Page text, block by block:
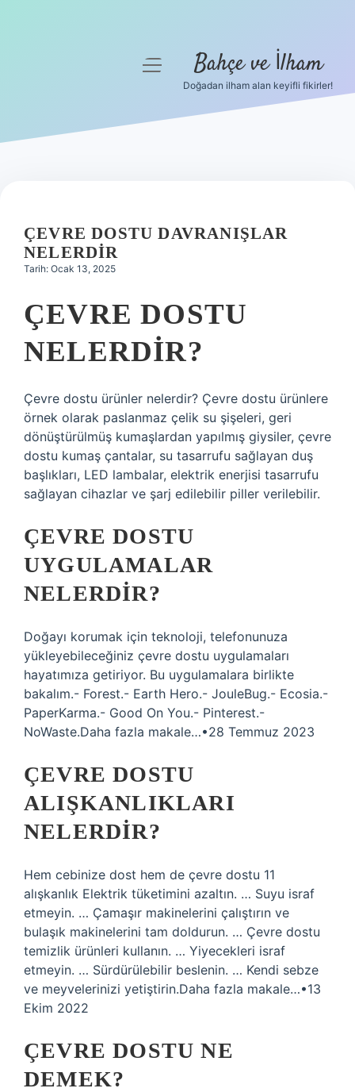
Hakkımızda
menüyü
Bahçe ve İlham
Doğadan ilham alan keyifli fikirler!
ÇEVRE DOSTU DAVRANIŞLAR
NELERDIR
Tarih: Ocak 13, 2025
ÇEVRE DOSTU
NELERDIR?
Çevre dostu ürünler nelerdir? Çevre dostu ürünlere
örnek olarak paslanmaz çelik su şişeleri, geri
dönüştürülmüş kumaşlardan yapılmış giysiler, çevre
dostu kumaş çantalar, su tasarrufu sağlayan duş
başlıkları, LED lambalar, elektrik enerjisi tasarrufu
sağlayan cihazlar ve şarj edilebilir piller verilebilir.
ÇEVRE DOSTU
UYGULAMALAR
NELERDIR?
Doğayı korumak için teknoloji, telefonunuza
yükleyebileceğiniz çevre dostu uygulamaları
hayatımıza getiriyor. Bu uygulamalara birlikte
bakalım.- Forest.- Earth Hero.- JouleBug.- Ecosia.-
PaperKarma.- Good On You.- Pinterest.-
NoWaste.Daha fazla makale…•28 Temmuz 2023
ÇEVRE DOSTU
ALIŞKANLIKLARI
NELERDIR?
Hem cebinize dost hem de çevre dostu 11
alışkanlık Elektrik tüketimini azaltın. … Suyu israf
etmeyin. … Çamaşır makinelerini çalıştırın ve
bulaşık makinelerini tam doldurun. … Çevre dostu
temizlik ürünleri kullanın. … Yiyecekleri israf
etmeyin. … Sürdürülebilir beslenin. … Kendi sebze
ve meyvelerinizi yetiştirin.Daha fazla makale…•13
Ekim 2022
ÇEVRE DOSTU NE
DEMEK?